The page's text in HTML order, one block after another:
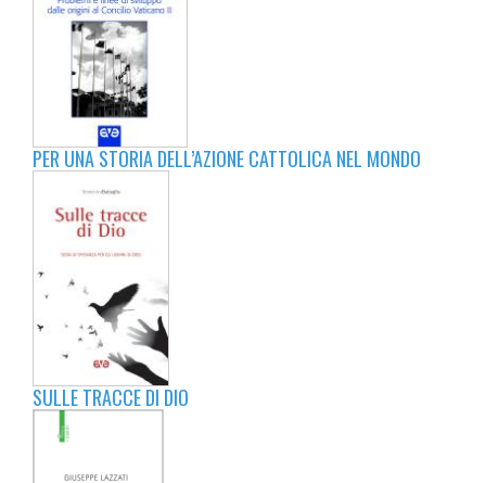
PER UNA STORIA DELL’AZIONE CATTOLICA NEL MONDO
SULLE TRACCE DI DIO